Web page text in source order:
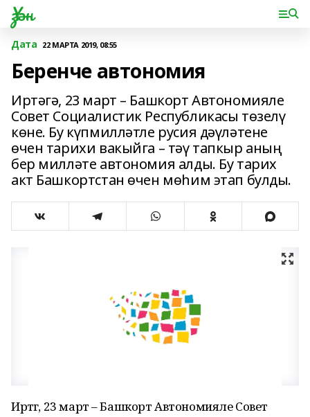
Үзән
Дата 22 МАРТА 2019, 08:55
Беренче автономия
Иртәгә, 23 март – Башкорт Автономияле
Совет Социалистик Республикасы төзелү
көне. Бу күпмилләтле русия дәүләтене
өчен тарихи вакыйга – тәү тапкыр аның
бер милләте автономия алды. Бу тарих
акт Башкортстан өчен мөһим этап булды.
Иртәгә, 23 март – Башкорт Автономияле Совет